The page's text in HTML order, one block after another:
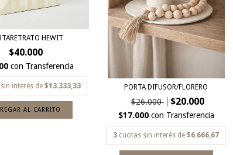
HEWIT
$40.000
con Transferencia
interés de $13.333,33
AL CARRITO
PORTA DIFUSOR/FLORERO
$26.000 $20.000
$17.000 con Transferencia
3 cuotas sin interés de$6.666,67